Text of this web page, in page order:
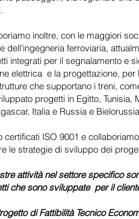
inoltre, con le maggiori
dell'ingegneria ferroviaria,
integrati per il segnalamento e
elettrica e la progettazione,
che supportano i treni,
progetti in Egitto, Tunisia,
Italia e Russia e
certificati ISO 9001 e
le strategie di sviluppo dei
attività nel settore specifico
che sono sviluppate per il
di Fattibilità Tecnico